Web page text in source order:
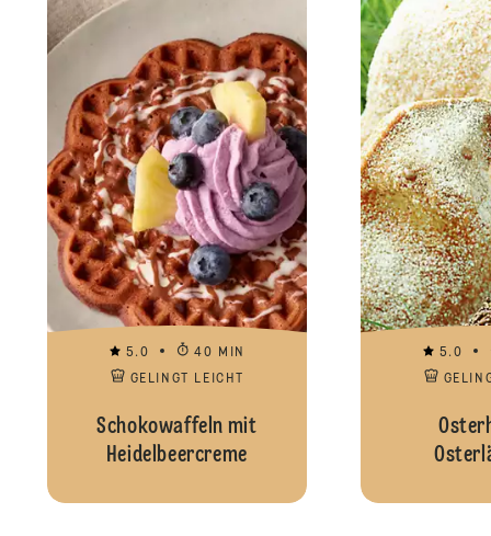
5.0
40 MIN
GELINGT LEICHT
Schokowaffeln mit
Heidelbeercreme
5.0